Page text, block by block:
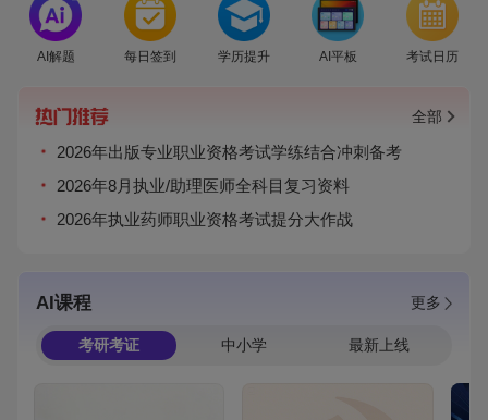
AI解题 每日签到 学历提升 AI平板 考试日历
全部
2026年出版专业职业资格考试学练结合冲刺备考
2026年8月执业/助理医师全科目复习资料
2026年执业药师职业资格考试提分大作战
AI课程 更多
考研考证 中小学 最新上线